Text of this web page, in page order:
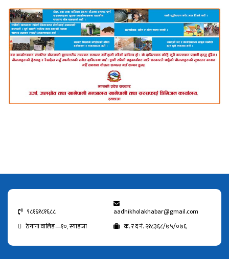
९८१६१८१६८८
aadhikholakhabar@gmail.com
ठेगाना वालिङ—१०, स्याङजा
क. र द नं. २१८३६८/७५/०७६